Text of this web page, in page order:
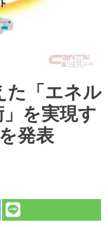
た「エネル
を実現す
発表